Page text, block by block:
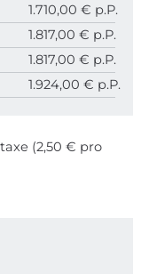
1.710,00 € p.P.
1.817,00 € p.P.
1.817,00 € p.P.
1.924,00 € p.P.
(2,50 € pro